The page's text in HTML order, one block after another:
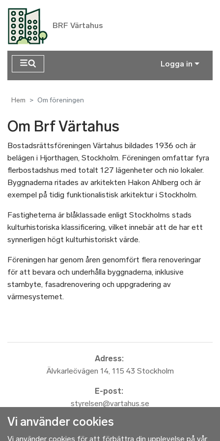
BRF Värtahus
Logga in
Hem Om föreningen
Om Brf Värtahus
Bostadsrättsföreningen Värtahus bildades 1936 och är
belägen i Hjorthagen, Stockholm. Föreningen omfattar fyra
flerbostadshus med totalt 127 lägenheter och nio lokaler.
Byggnaderna ritades av arkitekten Hakon Ahlberg och är
exempel på tidig funktionalistisk arkitektur i Stockholm.
Fastigheterna är blåklassade enligt Stockholms stads
kulturhistoriska klassificering, vilket innebär att de har ett
synnerligen högt kulturhistoriskt värde.
Föreningen har genom åren genomfört flera renoveringar
för att bevara och underhålla byggnaderna, inklusive
stambyte, fasadrenovering och uppgradering av
värmesystemet.
Adress:
Älvkarleövägen 14, 115 43 Stockholm
E-post:
styrelsen@vartahus.se
Vi använder cookies
Vi använder cookies för att förbättra din upplevelse på vår